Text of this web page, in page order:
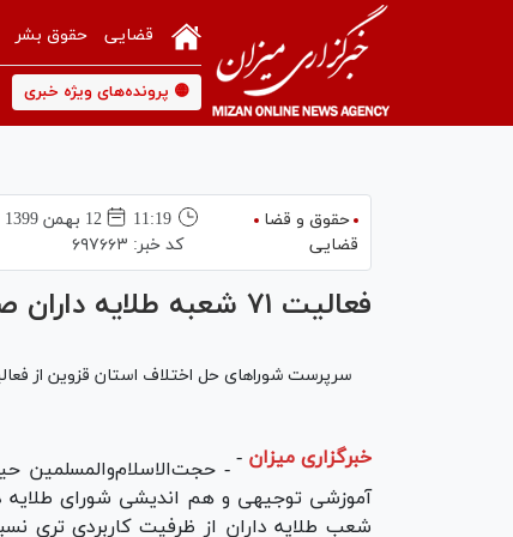
قضایی حقوق بشر
🟡 پرونده‌های ویژه خبری
حقوق و قضا
قضایی
11:19
12 بهمن 1399
کد خبر: ۶۹۷۶۶۳
فعالیت ۷۱ شعبه طلایه داران صلح و سازش در قزوین
سرپرست شورا‌های حل اختلاف استان قزوین از فعالیت ۷۱ شعبه طلایه داران صلح و سازش در این استان
خبرگزاری میزان -
-
آموزشی توجیهی و هم اندیشی شورای
شعب طلایه داران از ظرفیت کاربردی تری